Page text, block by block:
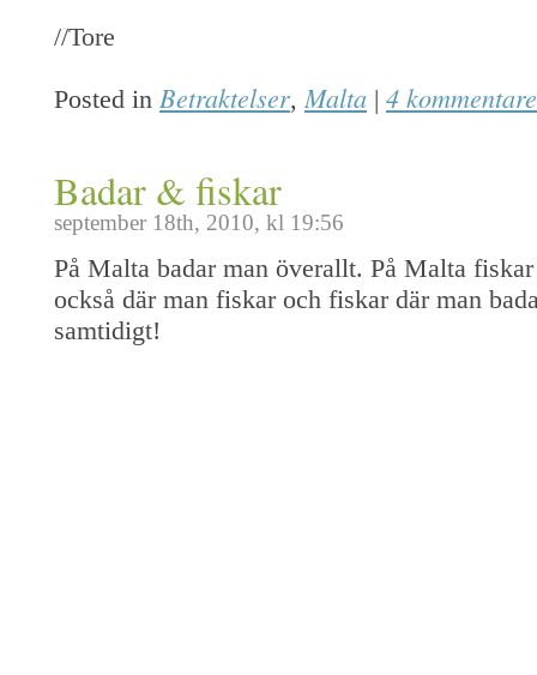
//Tore
Posted in Betraktelser,Malta | 4
Badar & fiskar
september 18th, 2010, kl 19:56
På Malta badar man överallt. På Malta
också där man fiskar och fiskar där man
samtidigt!